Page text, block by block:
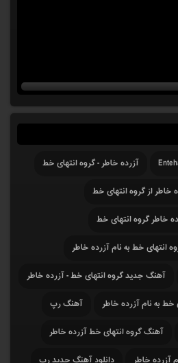
آزرده خاطر - گروه انتهای خط
خاطر از گروه انتهای خط
خاطر گروه انتهای خط
انتهای خط به نام آزرده خاطر
آهنگ جدید گروه انتهای خط - آزرده خاطر
به نام آزرده خاطر
آهنگ رپ
آهنگ گروه انتهای خط آزرده خاطر